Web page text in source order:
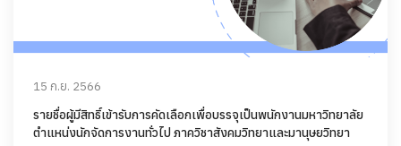
15 ก.ย. 2566
รายชื่อผู้มีสิทธิ์เข้ารับการคัดเลือกเพื่อบรรจุเป็นพนักงานมหาวิทยาลัย
ตำแหน่งนักจัดการงานทั่วไป ภาควิชาสังคมวิทยาและมานุษยวิทยา